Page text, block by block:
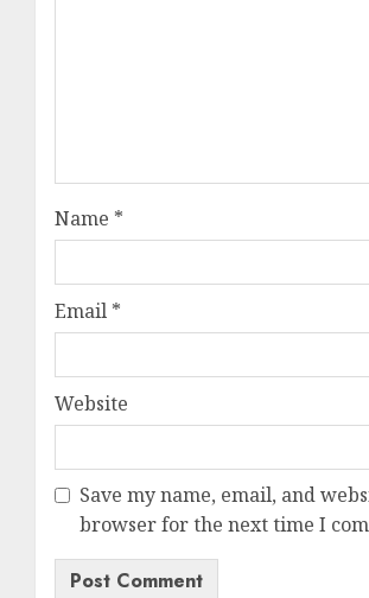
Name *
Email *
Website
Save my name, email, and
browser for the next time I